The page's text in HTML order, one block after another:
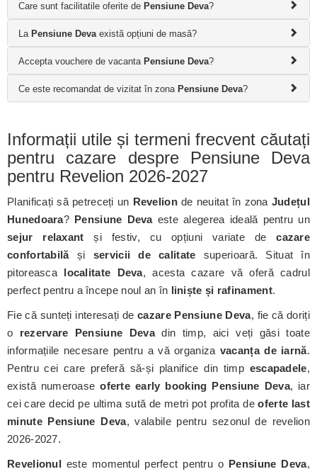
Care sunt facilitatile oferite de Pensiune Deva?
La Pensiune Deva există opțiuni de masă?
Accepta vouchere de vacanta Pensiune Deva?
Ce este recomandat de vizitat în zona Pensiune Deva?
Informații utile și termeni frecvent căutați
pentru cazare despre Pensiune Deva
pentru Revelion 2026-2027
Planificați să petreceți un Revelionde neuitat în zona Județul
Hunedoara? Pensiune Devaeste alegerea ideală pentru un
sejur relaxant și festiv, cu opțiuni variate decazare
confortabilăși servicii de calitate superioară. Situat în
pitoreasca localitate Deva, acesta cazare vă oferă cadrul
perfect pentru a începe noul an în liniște și rafinament.
Fie că sunteți interesați decazare Pensiune Deva, fie că doriți
o rezervare Pensiune Devadin timp, aici veți găsi toate
informațiile necesare pentru a vă organiza vacanța de iarnă.
Pentru cei care preferă să-și planifice din timp escapadele,
există numeroaseoferte early booking Pensiune Deva, iar
cei care decid pe ultima sută de metri pot profita deoferte last
minute Pensiune Deva, valabile pentru sezonul de revelion
2026-2027.
Revelionul este momentul perfect pentru o Pensiune Deva,